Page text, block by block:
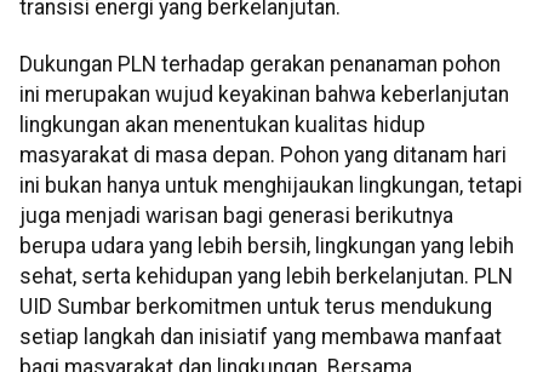
transisi energi yang berkelanjutan.
Dukungan PLN terhadap gerakan penanaman pohon
ini merupakan wujud keyakinan bahwa keberlanjutan
lingkungan akan menentukan kualitas hidup
masyarakat di masa depan. Pohon yang ditanam hari
ini bukan hanya untuk menghijaukan lingkungan, tetapi
juga menjadi warisan bagi generasi berikutnya
berupa udara yang lebih bersih, lingkungan yang lebih
sehat, serta kehidupan yang lebih berkelanjutan. PLN
UID Sumbar berkomitmen untuk terus mendukung
setiap langkah dan inisiatif yang membawa manfaat